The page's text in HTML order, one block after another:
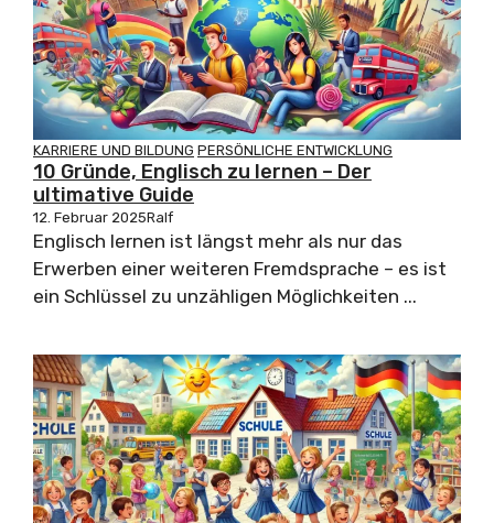
KARRIERE UND BILDUNG PERSÖNLICHE ENTWICKLUNG
10 Gründe, Englisch zu lernen – Der
ultimative Guide
12. Februar 2025Ralf
Englisch lernen ist längst mehr als nur das
Erwerben einer weiteren Fremdsprache – es ist
ein Schlüssel zu unzähligen Möglichkeiten ...